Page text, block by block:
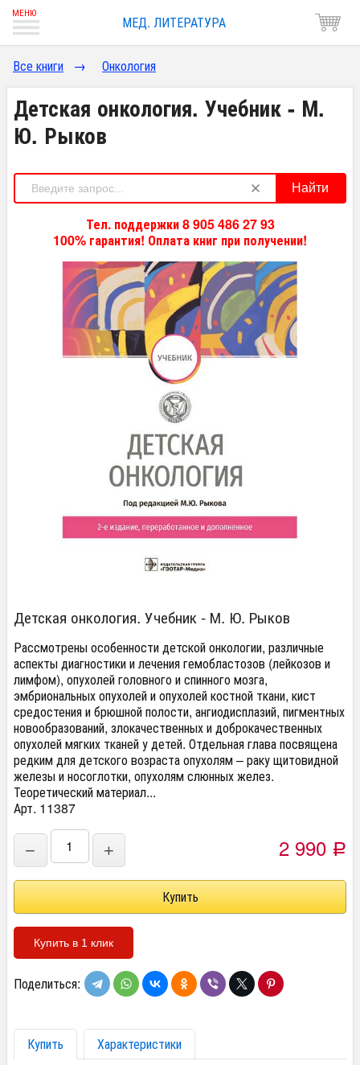
МЕД. ЛИТЕРАТУРА
Все книги → Онкология
Детская онкология. Учебник - М.
Ю. Рыков
Найти
Тел. поддержки 8 905 486 27 93
100% гарантия! Оплата книг при получении!
Детская онкология. Учебник - М. Ю. Рыков
Рассмотрены особенности детской онкологии, различные
аспекты диагностики и лечения гемобластозов (лейкозов и
лимфом), опухолей головного и спинного мозга,
эмбриональных опухолей и опухолей костной ткани, кист
средостения и брюшной полости, ангиодисплазий, пигментных
новообразований, злокачественных и доброкачественных
опухолей мягких тканей у детей. Отдельная глава посвящена
редким для детского возраста опухолям – раку щитовидной
железы и носоглотки, опухолям слюнных желез.
Теоретический материал...
Арт. 11387
− + 2 990 Р
Купить в 1 клик
Поделиться:
Купить
Характеристики